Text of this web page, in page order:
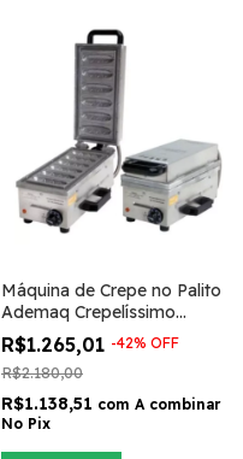
Máquina de Crepe no Palito
Ademaq Crepelíssimo
Elétrica 6
R$1.265,01 -42% OFF
R$2.180,00
R$1.138,51 com A combinar
No Pix